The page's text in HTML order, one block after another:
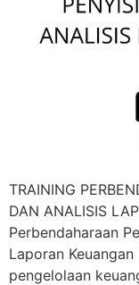
TRAINING
DAN ANALISIS
Perbendaharaan
Laporan
pengelolaan